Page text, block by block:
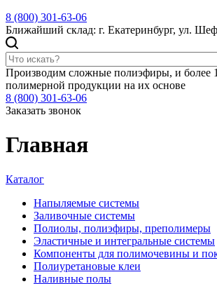
8 (800) 301-63-06
Ближайший склад: г. Екатеринбург, ул.
Производим сложные полиэфиры, и более
полимерной продукции на их основе
8 (800) 301-63-06
Заказать звонок
Главная
Каталог
Напыляемые системы
Заливочные системы
Полиолы, полиэфиры, преполимеры
Эластичные и интегральные системы
Компоненты для полимочевины и
Полиуретановые клеи
Наливные полы